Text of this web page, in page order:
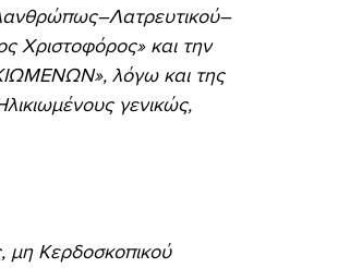
Χριστοφόρος» και την
λόγω και της
γενικώς,
μη Κερδοσκοπικού